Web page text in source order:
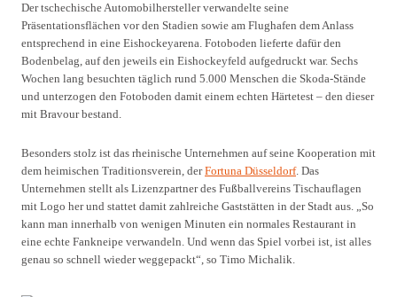
Der tschechische Automobilhersteller verwandelte seine
Präsentationsflächen vor den Stadien sowie am Flughafen dem Anlass
entsprechend in eine Eishockeyarena. Fotoboden lieferte dafür den
Bodenbelag, auf den jeweils ein Eishockeyfeld aufgedruckt war. Sechs
Wochen lang besuchten täglich rund 5.000 Menschen die Skoda-Stände
und unterzogen den Fotoboden damit einem echten Härtetest – den dieser
mit Bravour bestand.
Besonders stolz ist das rheinische Unternehmen auf seine Kooperation mit
dem heimischen Traditionsverein, derFortuna Düsseldorf. Das
Unternehmen stellt als Lizenzpartner des Fußballvereins Tischauflagen
mit Logo her und stattet damit zahlreiche Gaststätten in der Stadt aus. „So
kann man innerhalb von wenigen Minuten ein normales Restaurant in
eine echte Fankneipe verwandeln. Und wenn das Spiel vorbei ist, ist alles
genau so schnell wieder weggepackt“, so Timo Michalik.